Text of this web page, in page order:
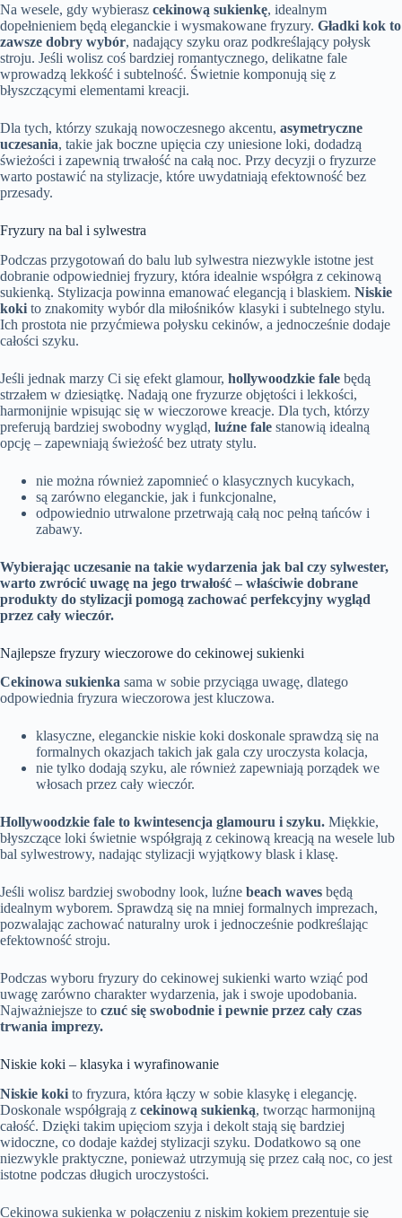
Na wesele, gdy wybierasz cekinową sukienkę, idealnym
dopełnieniem będą eleganckie i wysmakowane fryzury. Gładki kok to
zawsze dobry wybór, nadający szyku oraz podkreślający połysk
stroju. Jeśli wolisz coś bardziej romantycznego, delikatne fale
wprowadzą lekkość i subtelność. Świetnie komponują się z
błyszczącymi elementami kreacji.
Dla tych, którzy szukają nowoczesnego akcentu, asymetryczne
uczesania, takie jak boczne upięcia czy uniesione loki, dodadzą
świeżości i zapewnią trwałość na całą noc. Przy decyzji o fryzurze
warto postawić na stylizacje, które uwydatniają efektowność bez
przesady.
Fryzury na bal i sylwestra
Podczas przygotowań do balu lub sylwestra niezwykle istotne jest
dobranie odpowiedniej fryzury, która idealnie współgra z cekinową
sukienką. Stylizacja powinna emanować elegancją i blaskiem. Niskie
koki to znakomity wybór dla miłośników klasyki i subtelnego stylu.
Ich prostota nie przyćmiewa połysku cekinów, a jednocześnie dodaje
całości szyku.
Jeśli jednak marzy Ci się efekt glamour, hollywoodzkie fale będą
strzałem w dziesiątkę. Nadają one fryzurze objętości i lekkości,
harmonijnie wpisując się w wieczorowe kreacje. Dla tych, którzy
preferują bardziej swobodny wygląd, luźne fale stanowią idealną
opcję – zapewniają świeżość bez utraty stylu.
nie można również zapomnieć o klasycznych kucykach,
są zarówno eleganckie, jak i funkcjonalne,
odpowiednio utrwalone przetrwają całą noc pełną tańców i
zabawy.
Wybierając uczesanie na takie wydarzenia jak bal czy sylwester,
warto zwrócić uwagę na jego trwałość – właściwie dobrane
produkty do stylizacji pomogą zachować perfekcyjny wygląd
przez cały wieczór.
Najlepsze fryzury wieczorowe do cekinowej sukienki
Cekinowa sukienka sama w sobie przyciąga uwagę, dlatego
odpowiednia fryzura wieczorowa jest kluczowa.
klasyczne, eleganckie niskie koki doskonale sprawdzą się na
formalnych okazjach takich jak gala czy uroczysta kolacja,
nie tylko dodają szyku, ale również zapewniają porządek we
włosach przez cały wieczór.
Hollywoodzkie fale to kwintesencja glamouru i szyku. Miękkie,
błyszczące loki świetnie współgrają z cekinową kreacją na wesele lub
bal sylwestrowy, nadając stylizacji wyjątkowy blask i klasę.
Jeśli wolisz bardziej swobodny look, luźne beach waves będą
idealnym wyborem. Sprawdzą się na mniej formalnych imprezach,
pozwalając zachować naturalny urok i jednocześnie podkreślając
efektowność stroju.
Podczas wyboru fryzury do cekinowej sukienki warto wziąć pod
uwagę zarówno charakter wydarzenia, jak i swoje upodobania.
Najważniejsze to czuć się swobodnie i pewnie przez cały czas
trwania imprezy.
Niskie koki – klasyka i wyrafinowanie
Niskie koki to fryzura, która łączy w sobie klasykę i elegancję.
Doskonale współgrają z cekinową sukienką, tworząc harmonijną
całość. Dzięki takim upięciom szyja i dekolt stają się bardziej
widoczne, co dodaje każdej stylizacji szyku. Dodatkowo są one
niezwykle praktyczne, ponieważ utrzymują się przez całą noc, co jest
istotne podczas długich uroczystości.
Cekinowa sukienka w połączeniu z niskim kokiem prezentuje się